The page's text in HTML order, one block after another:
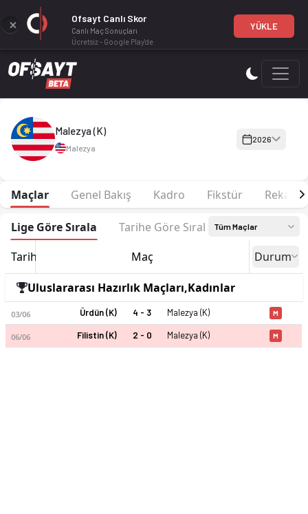
Malezya (K) 2026 sezonu Kadro, fikstür ve canlı skor
Malezya (K)
Malezya
2026
Maçlar Genel Bakış Kadro Fikstür Rekabet
Lige Göre Sırala Tarihe Göre Sırala Tüm Maçlar
Tarih Maç Durum
Uluslararası Hazırlık Maçları,Kadınlar
03/06 Ürdün (K) 4 - 3 Malezya (K) M
06/06 Filistin (K) 2 - 0 Malezya (K) M
Ofsayt Canlı Skor
Canlı Maç Sonuçları
Ücretsiz - Google Play'de
YÜKLE